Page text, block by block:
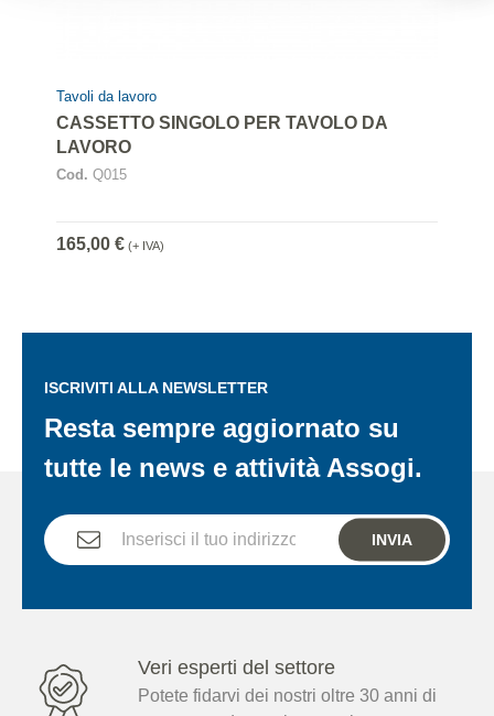
Tavoli da lavoro
CASSETTO SINGOLO PER TAVOLO DA
LAVORO
Cod. Q015
165,00 € (+ IVA)
ISCRIVITI ALLA NEWSLETTER
Resta sempre aggiornato su
tutte le news e attività Assogi.
INVIA
Veri esperti del settore
Potete fidarvi dei nostri oltre 30 anni di